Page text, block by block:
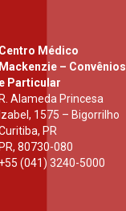
Centro Médico
Mackenzie – Convênios
e Particular
R. Alameda Princesa
Izabel, 1575 – Bigorrilho
PR
PR, 80730-080
+55 (041) 3240-5000